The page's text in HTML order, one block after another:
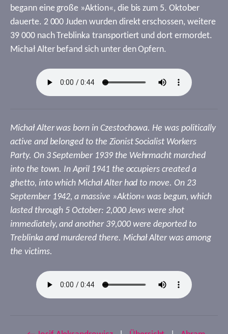
begann eine große »Aktion«, die bis zum 5. Oktober
dauerte. 2 000 Juden wurden direkt erschossen, weitere
39 000 nach Treblinka transportiert und dort ermordet.
Michał Alter befand sich unter den Opfern.
Michał Alter was born in Czestochowa. He was politically
active and belonged to the Zionist Socialist Workers
Party. On 3 September 1939 the Wehrmacht marched
into the town. In April 1941 the occupiers created a
ghetto, into which Michał Alter had to move. On 23
September 1942, a massive »Aktion« was begun, which
lasted through 5 October: 2,000 Jews were shot
immediately, and another 39,000 were deported to
Treblinka and murdered there. Michał Alter was among
the victims.